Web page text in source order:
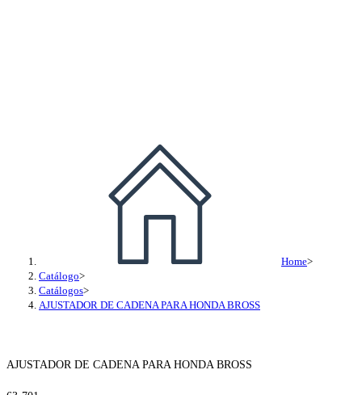
Home>
Catálogo>
Catálogos>
AJUSTADOR DE CADENA PARA HONDA BROSS
AJUSTADOR DE CADENA PARA HONDA BROSS